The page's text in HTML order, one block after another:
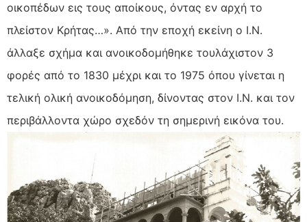
οικοπέδων εις τους αποίκους, όντας εν αρχή το
πλείστον Κρήτας…». Από την εποχή εκείνη ο Ι.Ν.
άλλαξε σχήμα και ανοικοδομήθηκε τουλάχιστον 3
φορές από το 1830 μέχρι και το 1975 όπου γίνεται η
τελική ολική ανοικοδόμηση, δίνοντας στον Ι.Ν. και τον
περιβάλλοντα χώρο σχεδόν τη σημερινή εικόνα του.